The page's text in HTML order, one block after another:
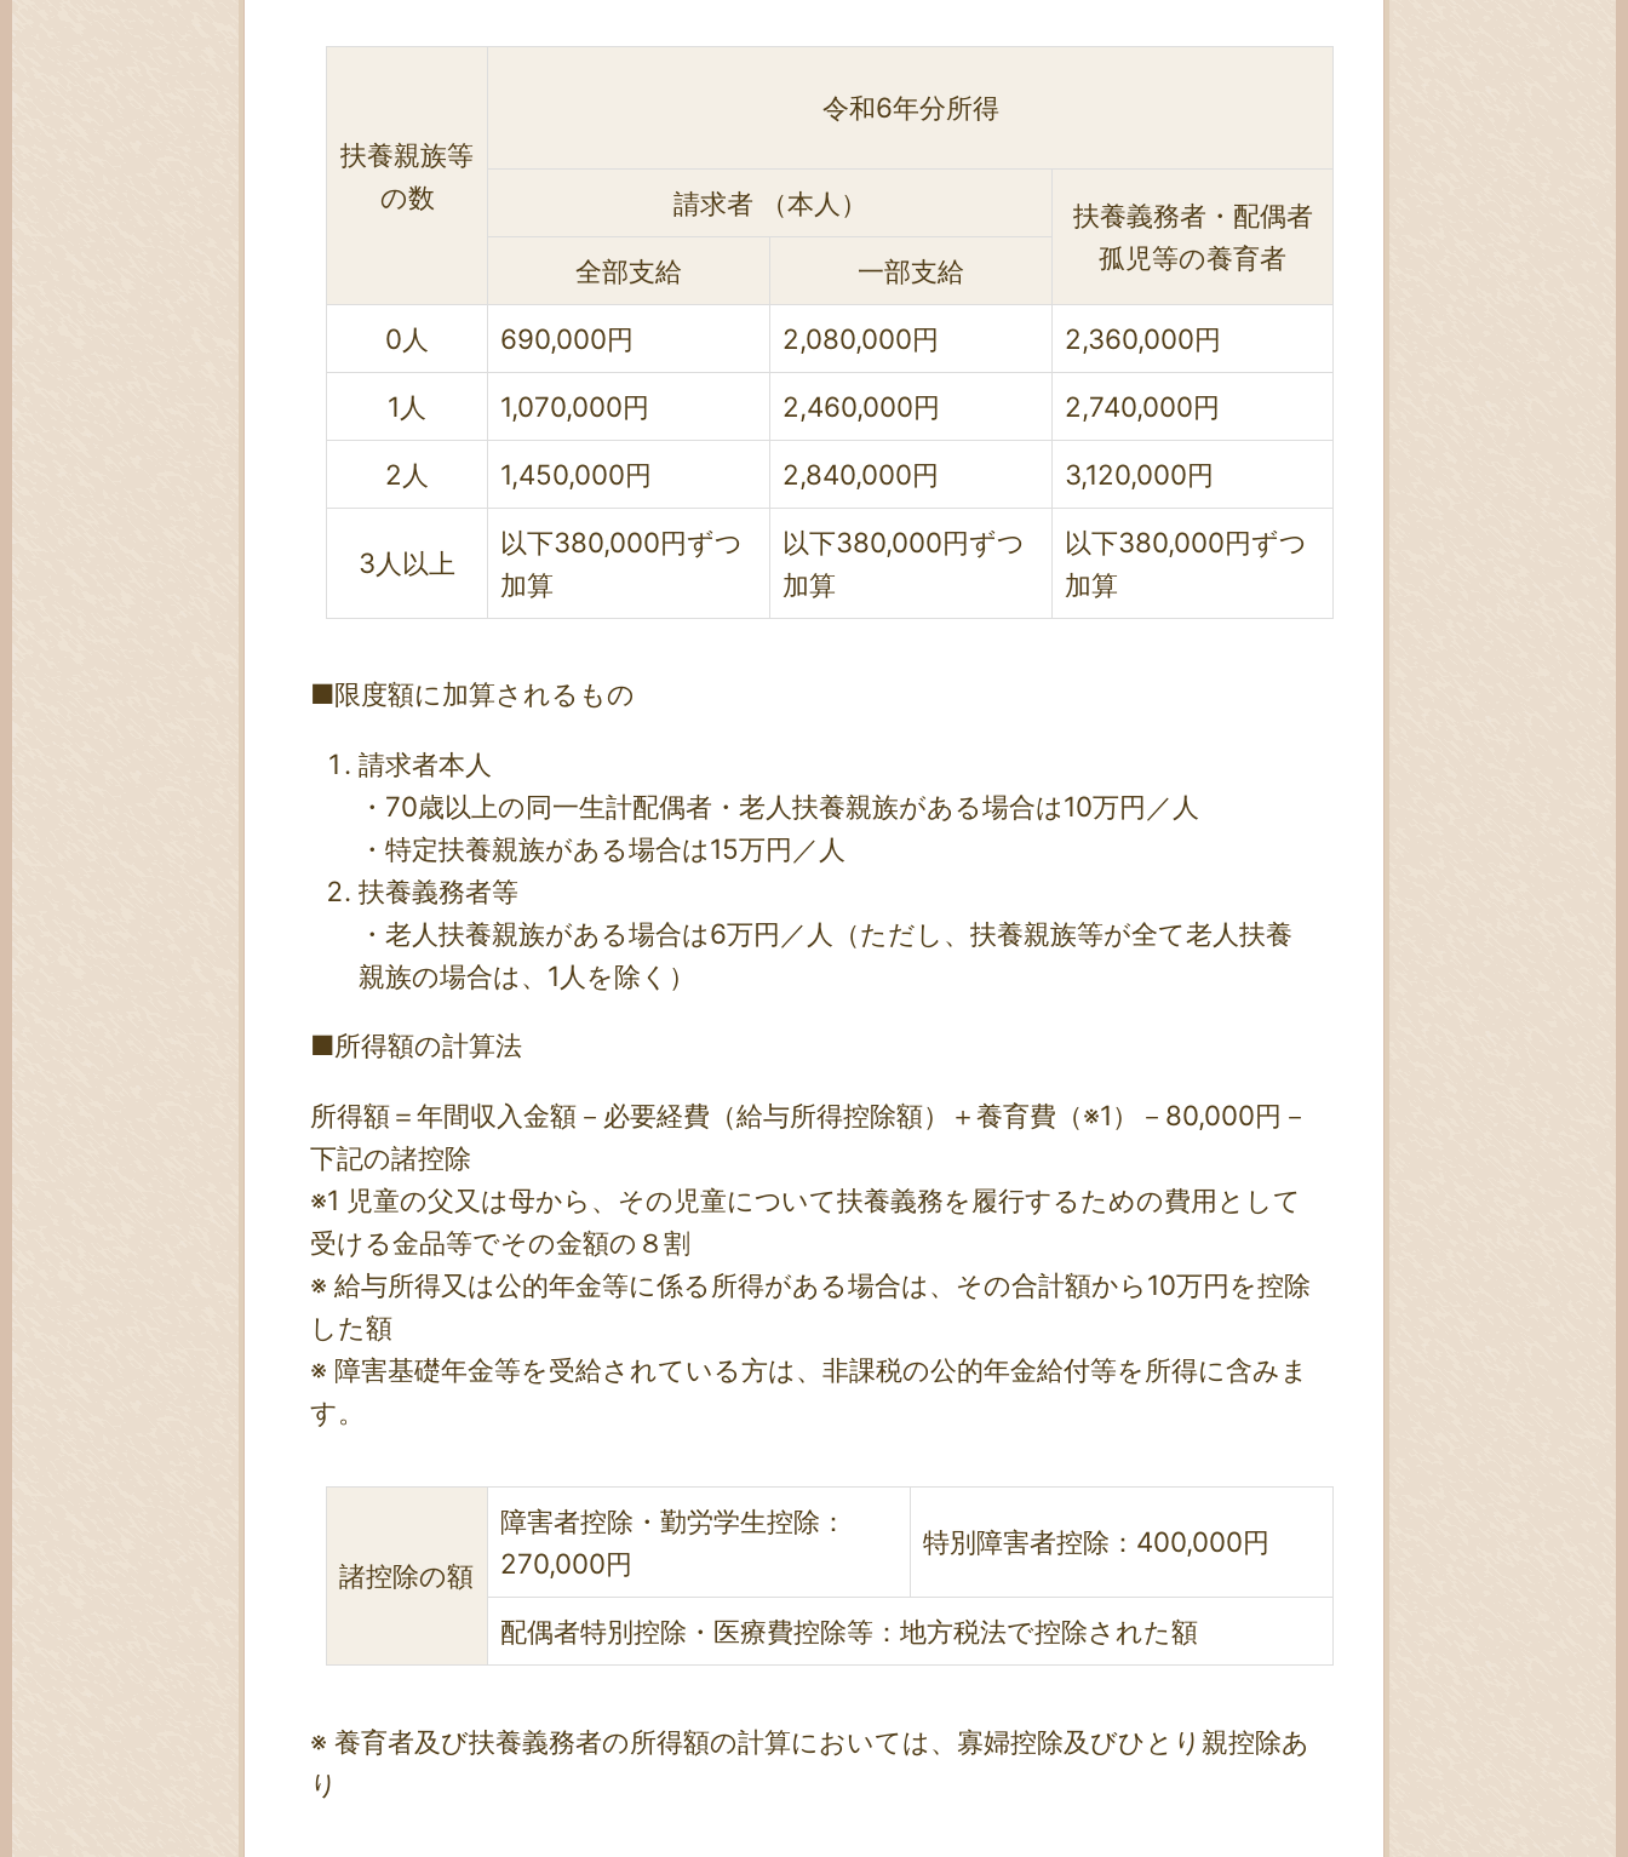
扶養親族等
の数
令和6年分所得
請求者 （本人）
扶養義務者・配偶者
孤児等の養育者
全部支給 一部支給
0人 690,000円 2,080,000円 2,360,000円
1人 1,070,000円 2,460,000円 2,740,000円
2人 1,450,000円 2,840,000円 3,120,000円
3人以上
以下380,000円ずつ
加算
以下380,000円ずつ
加算
以下380,000円ずつ
加算
■限度額に加算されるもの
請求者本人
・70歳以上の同一生計配偶者・老人扶養親族がある場合は10万円／人
・特定扶養親族がある場合は15万円／人
扶養義務者等
・老人扶養親族がある場合は6万円／人（ただし、扶養親族等が全て老人扶養
親族の場合は、1人を除く）
■所得額の計算法
所得額＝年間収入金額－必要経費（給与所得控除額）＋養育費（※1）－80,000円－
下記の諸控除
※1 児童の父又は母から、その児童について扶養義務を履行するための費用として
受ける金品等でその金額の８割
※ 給与所得又は公的年金等に係る所得がある場合は、その合計額から10万円を控除
した額
※ 障害基礎年金等を受給されている方は、非課税の公的年金給付等を所得に含みま
す。
諸控除の額
障害者控除・勤労学生控除：
270,000円
特別障害者控除：400,000円
配偶者特別控除・医療費控除等：地方税法で控除された額
※ 養育者及び扶養義務者の所得額の計算においては、寡婦控除及びひとり親控除あ
り